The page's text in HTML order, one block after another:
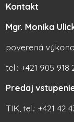
Kontakt
Mgr. Monika
poverená
tel.: +421 905
Predaj
TIK, tel.: +421 42